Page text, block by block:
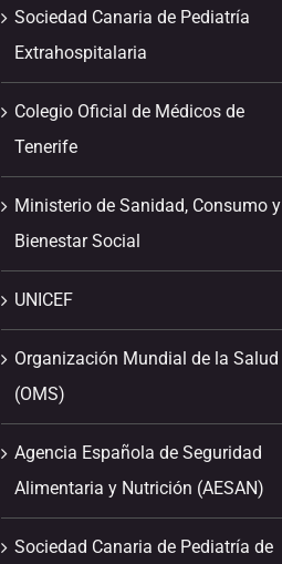
Sociedad Canaria de Pediatría
Extrahospitalaria
Colegio Oficial de Médicos de
Tenerife
Ministerio de Sanidad, Consumo y
Bienestar Social
UNICEF
Organización Mundial de la Salud
(OMS)
Agencia Española de Seguridad
Alimentaria y Nutrición (AESAN)
Sociedad Canaria de Pediatría de